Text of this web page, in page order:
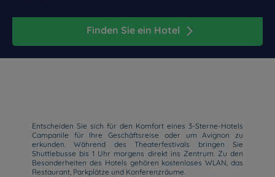
Finden Sie ein Hotel
Entscheiden Sie sich für den Komfort eines 3-Sterne-Hotels
Campanile für Ihre Geschäftsreise oder um Avignon zu
erkunden. Während des Theaterfestivals bringen Sie
Shuttlebusse bis 1 Uhr morgens direkt ins Zentrum. Zu den
Besonderheiten des Hotels gehören kostenloses WLAN, das
Restaurant, Parkplätze und Konferenzräume.